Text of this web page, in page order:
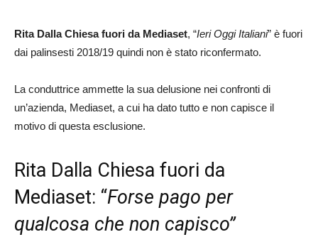
Rita Dalla Chiesa fuori da Mediaset, “Ieri Oggi Italiani” è fuori
dai palinsesti 2018/19 quindi non è stato riconfermato.
La conduttrice ammette la sua delusione nei confronti di
un’azienda, Mediaset, a cui ha dato tutto e non capisce il
motivo di questa esclusione.
Rita Dalla Chiesa fuori da
Mediaset: “Forse pago per
qualcosa che non capisco”